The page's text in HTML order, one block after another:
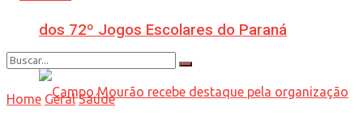
dos 72º Jogos Escolares do Paraná
Home Geral Saúde